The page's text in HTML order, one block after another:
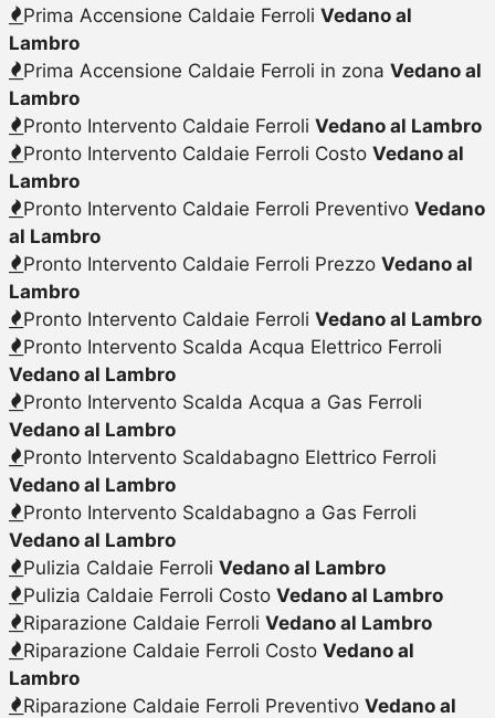
Prima Accensione Caldaie Ferroli Vedano al
Lambro
Prima Accensione Caldaie Ferroli in zona Vedano al
Lambro
Pronto Intervento Caldaie Ferroli Vedano al Lambro
Pronto Intervento Caldaie Ferroli Costo Vedano al
Lambro
Pronto Intervento Caldaie Ferroli Preventivo Vedano
al Lambro
Pronto Intervento Caldaie Ferroli Prezzo Vedano al
Lambro
Pronto Intervento Caldaie Ferroli Vedano al Lambro
Pronto Intervento Scalda Acqua Elettrico Ferroli
Vedano al Lambro
Pronto Intervento Scalda Acqua a Gas Ferroli
Vedano al Lambro
Pronto Intervento Scaldabagno Elettrico Ferroli
Vedano al Lambro
Pronto Intervento Scaldabagno a Gas Ferroli
Vedano al Lambro
Pulizia Caldaie Ferroli Vedano al Lambro
Pulizia Caldaie Ferroli Costo Vedano al Lambro
Riparazione Caldaie Ferroli Vedano al Lambro
Riparazione Caldaie Ferroli Costo Vedano al
Lambro
Riparazione Caldaie Ferroli Preventivo Vedano al